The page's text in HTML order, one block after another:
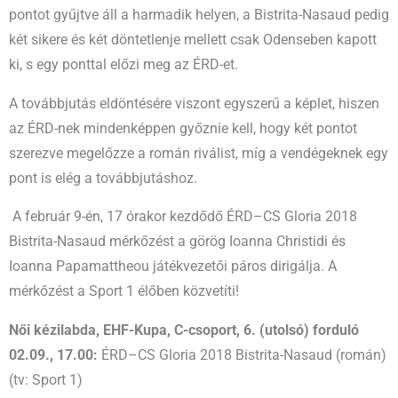
pontot gyűjtve áll a harmadik helyen, a Bistrita-Nasaud pedig
két sikere és két döntetlenje mellett csak Odenseben kapott
ki, s egy ponttal előzi meg az ÉRD-et.
A továbbjutás eldöntésére viszont egyszerű a képlet, hiszen
az ÉRD-nek mindenképpen győznie kell, hogy két pontot
szerezve megelőzze a román riválist, míg a vendégeknek egy
pont is elég a továbbjutáshoz.
A február 9-én, 17 órakor kezdődő ÉRD–CS Gloria 2018
Bistrita-Nasaud mérkőzést a görög Ioanna Christidi és
Ioanna Papamattheou játékvezetői páros dirigálja. A
mérkőzést a Sport 1 élőben közvetíti!
Női kézilabda, EHF-Kupa, C-csoport, 6. (utolsó) forduló
02.09., 17.00: ÉRD–CS Gloria 2018 Bistrita-Nasaud (román)
(tv: Sport 1)